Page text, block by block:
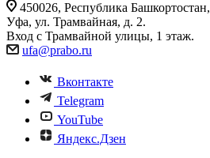
450026, Республика Башкортостан,
Уфа, ул. Трамвайная, д. 2.
Вход с Трамвайной улицы, 1 этаж.
ufa@prabo.ru
Вконтакте
Telegram
YouTube
Яндекс.Дзен